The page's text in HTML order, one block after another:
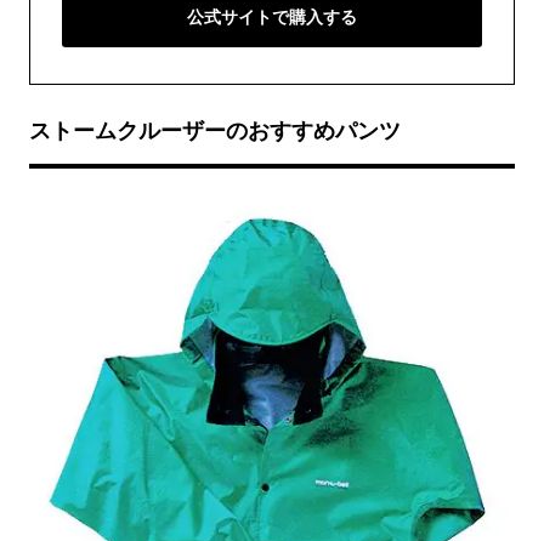
公式サイトで購入する
ストームクルーザーのおすすめパンツ